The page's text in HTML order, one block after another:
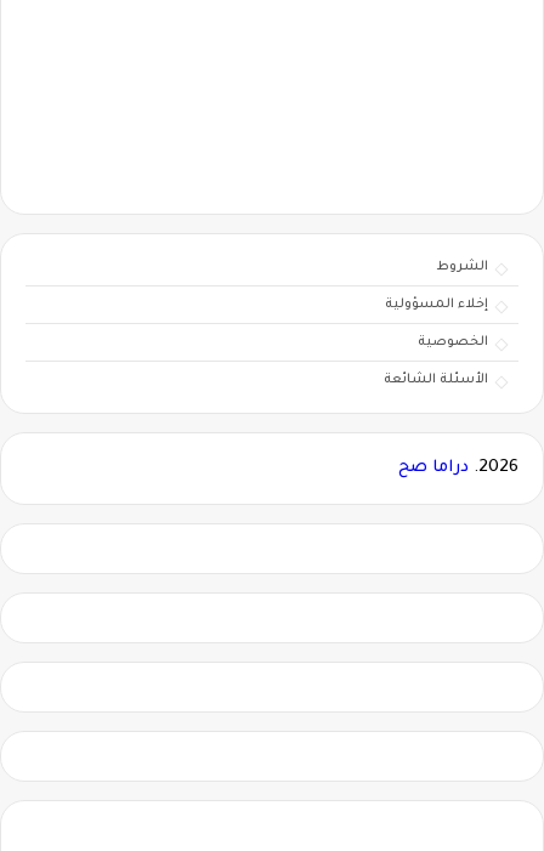
الشروط
إخلاء المسؤولية
الخصوصية
الأسئلة الشائعة
2026. دراما صح